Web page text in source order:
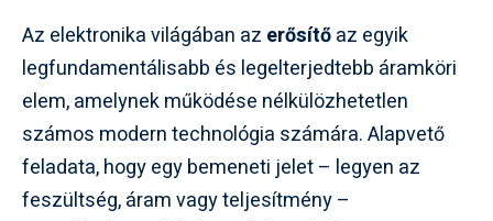
Az elektronika világában az erősítőaz egyik
legfundamentálisabb és legelterjedtebb áramköri
elem, amelynek működése nélkülözhetetlen
számos modern technológia számára. Alapvető
feladata, hogy egy bemeneti jelet – legyen az
feszültség, áram vagy teljesítmény –